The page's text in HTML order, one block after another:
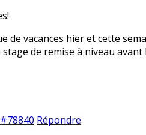
de vacances hier et cette
de remise à niveau avant
#78840 Répondre